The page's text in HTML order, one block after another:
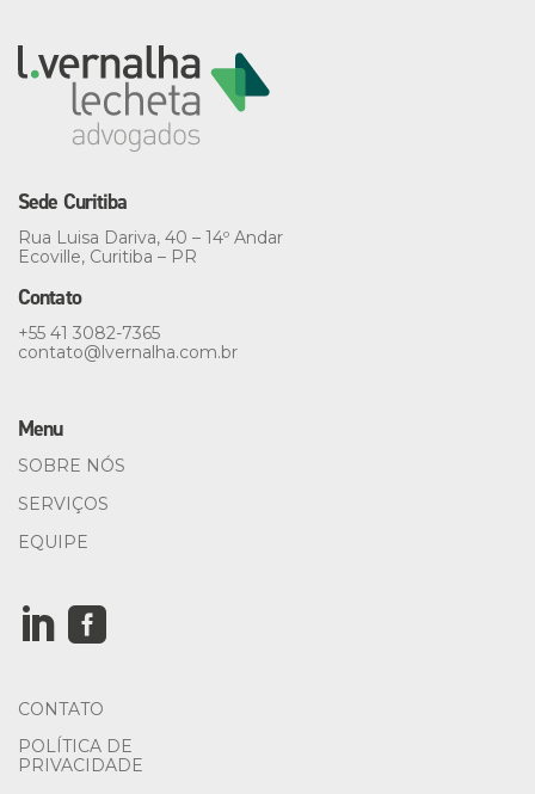
Sede Curitiba
Rua Luisa Dariva, 40 – 14º Andar
Ecoville, Curitiba – PR
Contato
+55 41 3082-7365
contato@lvernalha.com.br
Menu
SOBRE NÓS
SERVIÇOS
EQUIPE
 
CONTATO
POLÍTICA DE
PRIVACIDADE